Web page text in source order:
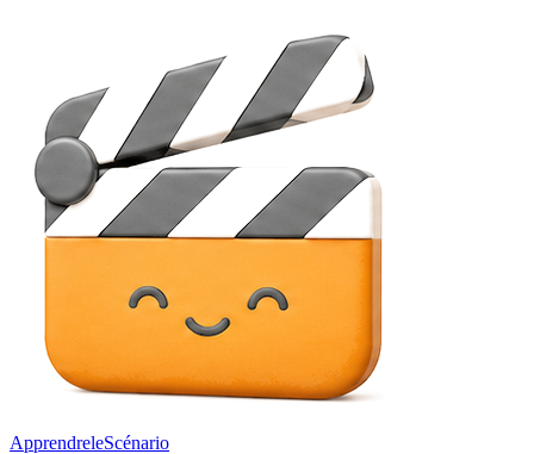
ApprendreleScénario